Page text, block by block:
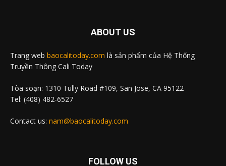
ABOUT US
Trang web baocalitoday.com là sản phẩm của Hệ Thống
Truyền Thông Cali Today
Tòa soạn: 1310 Tully Road #109, San Jose, CA 95122
Tel: (408) 482-6527
Contact us: nam@baocalitoday.com
FOLLOW US